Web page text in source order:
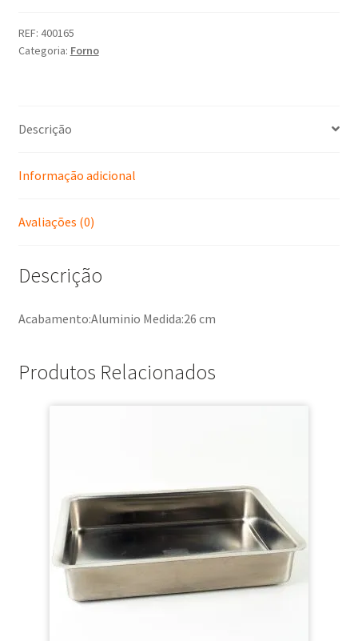
REF: 400165
Categoria: Forno
Descrição
Informação adicional
Avaliações (0)
Descrição
Acabamento:Aluminio Medida:26 cm
Produtos Relacionados